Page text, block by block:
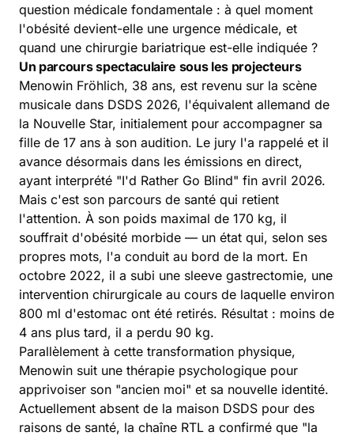
question médicale fondamentale : à quel moment
l'obésité devient-elle une urgence médicale, et
quand une chirurgie bariatrique est-elle indiquée ?
Un parcours spectaculaire sous les projecteurs
Menowin Fröhlich, 38 ans, est revenu sur la scène
musicale dans DSDS 2026, l'équivalent allemand de
la Nouvelle Star, initialement pour accompagner sa
fille de 17 ans à son audition. Le jury l'a rappelé et il
avance désormais dans les émissions en direct,
ayant interprété "I'd Rather Go Blind" fin avril 2026.
Mais c'est son parcours de santé qui retient
l'attention. À son poids maximal de 170 kg, il
souffrait d'obésité morbide — un état qui, selon ses
propres mots, l'a conduit au bord de la mort. En
octobre 2022, il a subi une sleeve gastrectomie, une
intervention chirurgicale au cours de laquelle environ
800 ml d'estomac ont été retirés. Résultat : moins de
4 ans plus tard, il a perdu 90 kg.
Parallèlement à cette transformation physique,
Menowin suit une thérapie psychologique pour
apprivoiser son "ancien moi" et sa nouvelle identité.
Actuellement absent de la maison DSDS pour des
raisons de santé, la chaîne RTL a confirmé que "la